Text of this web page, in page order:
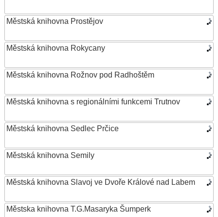
Městská knihovna Prostějov
Městská knihovna Rokycany
Městská knihovna Rožnov pod Radhoštěm
Městská knihovna s regionálními funkcemi Trutnov
Městská knihovna Sedlec Prčice
Městská knihovna Semily
Městská knihovna Slavoj ve Dvoře Králové nad Labem
Městska knihovna T.G.Masaryka Šumperk